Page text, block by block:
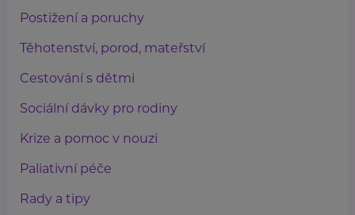
Postižení a poruchy
Těhotenství, porod, mateřství
Cestování s dětmi
Sociální dávky pro rodiny
Krize a pomoc v nouzi
Paliativní péče
Rady a tipy